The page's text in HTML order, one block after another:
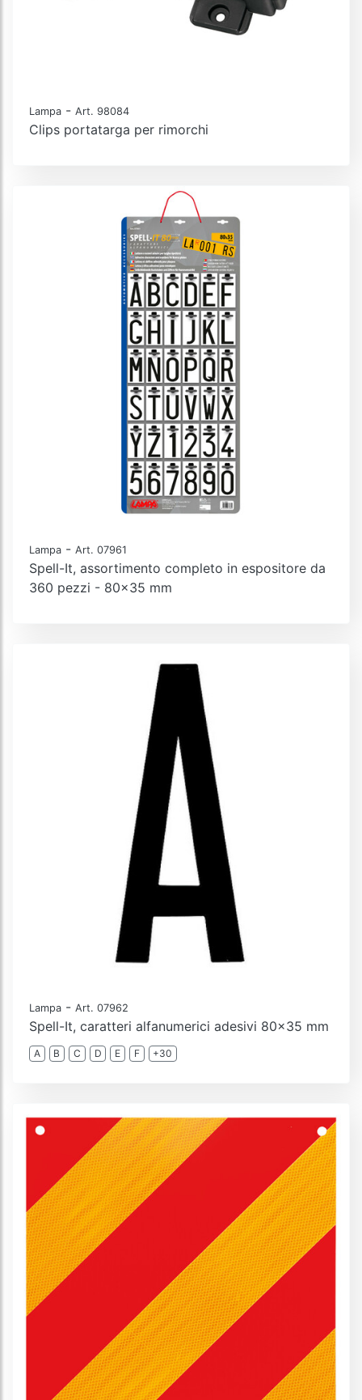
Lampa - Art. 98084
Clips portatarga per rimorchi
Lampa - Art. 07961
Spell-It, assortimento completo in espositore da
360 pezzi - 80x35 mm
Lampa - Art. 07962
Spell-It, caratteri alfanumerici adesivi 80x35 mm
A B C D E F +30